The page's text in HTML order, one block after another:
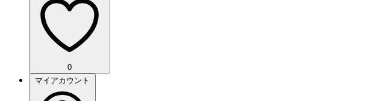
0
マイアカウント